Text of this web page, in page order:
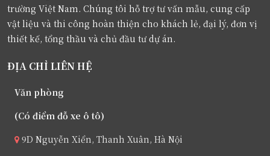
trường Việt Nam. Chúng tôi hỗ trợ tư vấn mẫu, cung cấp
vật liệu và thi công hoàn thiện cho khách lẻ, đại lý, đơn vị
thiết kế, tổng thầu và chủ đầu tư dự án.
ĐỊA CHỈ LIÊN HỆ
Văn phòng
(Có điểm đỗ xe ô tô)
9D Nguyễn Xiển, Thanh Xuân, Hà Nội